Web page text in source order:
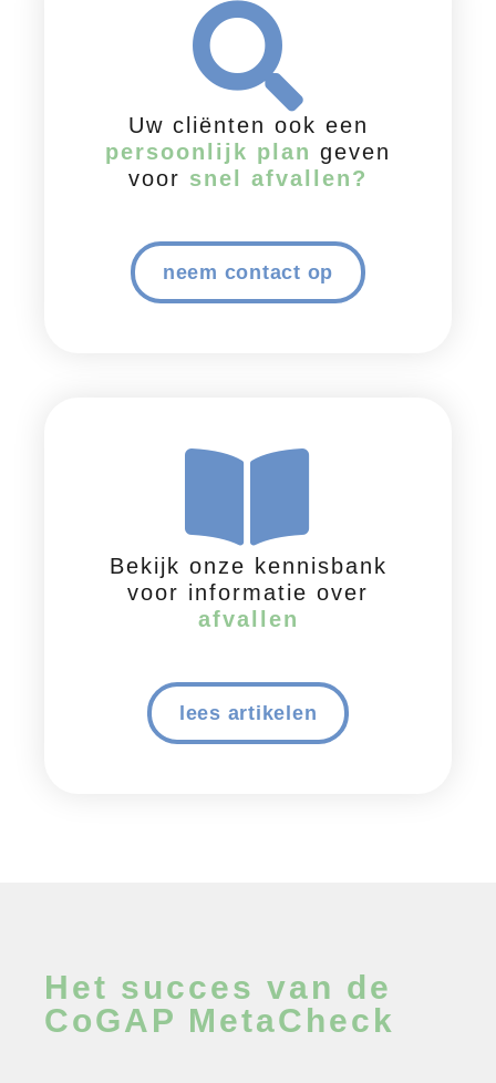
Uw cliënten ook een
persoonlijk plan geven
voor snel afvallen?
neem contact op
Bekijk onze kennisbank
voor informatie over
afvallen
lees artikelen
Het succes van de
CoGAP MetaCheck​